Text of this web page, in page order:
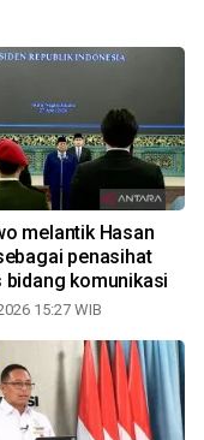
melantik Hasan
penasihat
bidang komunikasi
15:27 WIB